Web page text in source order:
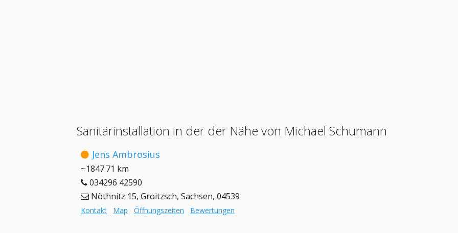
Sanitärinstallation in der der Nähe von Michael Schumann
Jens Ambrosius
~1847.71 km
034296 42590
Nöthnitz 15, Groitzsch, Sachsen, 04539
Kontakt Map Öffnungszeiten Bewertungen